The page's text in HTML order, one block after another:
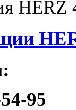
HERZ
95